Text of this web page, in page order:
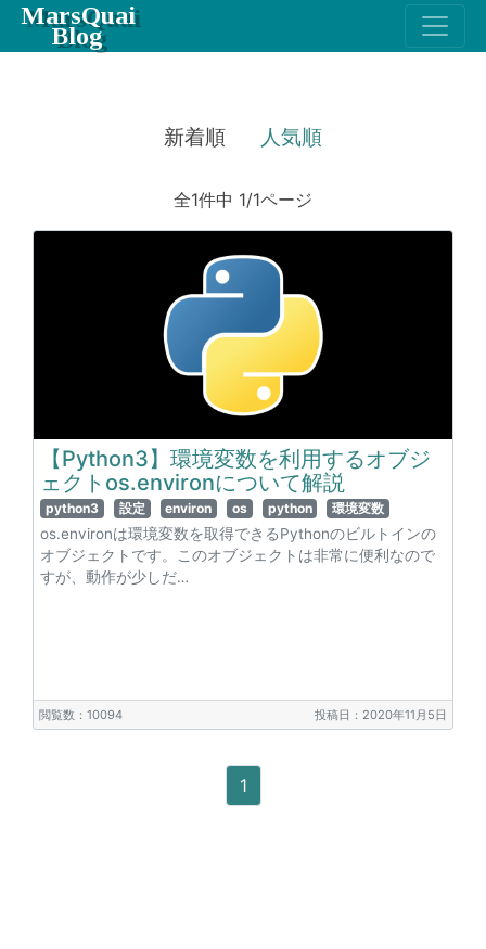
MarsQuai
Blog
新着順 人気順
全1件中 1/1ページ
【Python3】環境変数を利用するオブジ
ェクトos.environについて解説
python3 設定 environ os python 環境変数
os.environは環境変数を取得できるPythonのビルトインの
オブジェクトです。このオブジェクトは非常に便利なので
すが、動作が少しだ…
閲覧数：10094 投稿日：2020年11月5日
1